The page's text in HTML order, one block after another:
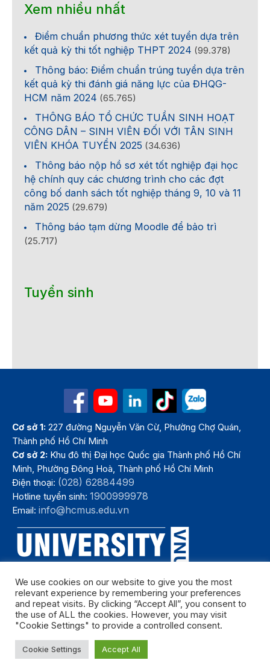
Xem nhiều nhất
Điểm chuẩn phương thức xét tuyển dựa trên
kết quả kỳ thi tốt nghiệp THPT 2024 (99.378)
Thông báo: Điểm chuẩn trúng tuyển dựa trên
kết quả kỳ thi đánh giá năng lực của ĐHQG-
HCM năm 2024 (65.765)
THÔNG BÁO TỔ CHỨC TUẦN SINH HOẠT
CÔNG DÂN – SINH VIÊN ĐỐI VỚI TÂN SINH
VIÊN KHÓA TUYỂN 2025 (34.636)
Thông báo nộp hồ sơ xét tốt nghiệp đại học
hệ chính quy các chương trình cho các đợt
công bố danh sách tốt nghiệp tháng 9, 10 và 11
năm 2025 (29.679)
Thông báo tạm dừng Moodle để bảo trì
(25.717)
Tuyển sinh
Cơ sở 1: 227 đường Nguyễn Văn Cừ, Phường Chợ Quán,
Thành phố Hồ Chí Minh
Cơ sở 2: Khu đô thị Đại học Quốc gia Thành phố Hồ Chí
Minh, Phường Đông Hoà, Thành phố Hồ Chí Minh
Điện thoại: (028) 62884499
Hotline tuyển sinh:1900999978
Email:info@hcmus.edu.vn
Bản quyền thuộc Trường Đại học Khoa học tự nhiên, Đại học Quốc
gia Thành phố Hồ Chí Minh. Năm 2024
We use cookies on our website to give you the most
relevant experience by remembering your preferences
and repeat visits. By clicking “Accept All”, you consent to
the use of ALL the cookies. However, you may visit
"Cookie Settings" to provide a controlled consent.
Cookie Settings Accept All